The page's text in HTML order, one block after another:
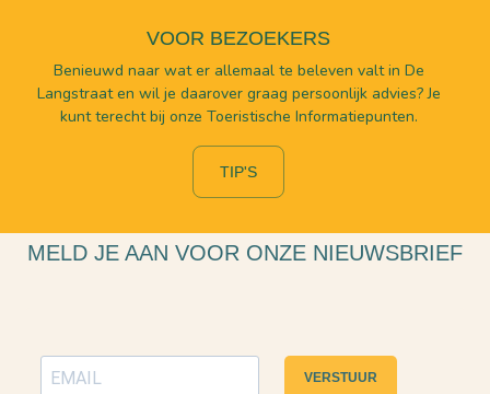
VOOR BEZOEKERS
Benieuwd naar wat er allemaal te beleven valt in De
Langstraat en wil je daarover graag persoonlijk advies? Je
kunt terecht bij onze Toeristische Informatiepunten.
TIP'S
MELD JE AAN VOOR ONZE NIEUWSBRIEF
VERSTUUR